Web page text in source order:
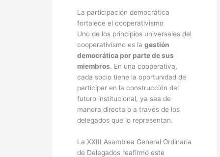
La participación democrática
fortalece el cooperativismo
Uno de los principios universales del
cooperativismo es lagestión
democrática por parte de sus
miembros. En una cooperativa,
cada socio tiene la oportunidad de
participar en la construcción del
futuro institucional, ya sea de
manera directa o a través de los
delegados que lo representan.
La XXIII Asamblea General Ordinaria
de Delegados reafirmó este